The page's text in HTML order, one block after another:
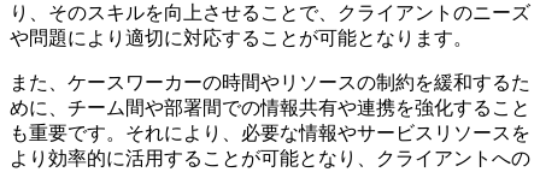
り、そのスキルを向上させることで、クライアントのニーズ
や問題により適切に対応することが可能となります。
また、ケースワーカーの時間やリソースの制約を緩和するた
めに、チーム間や部署間での情報共有や連携を強化すること
も重要です。それにより、必要な情報やサービスリソースを
より効率的に活用することが可能となり、クライアントへの